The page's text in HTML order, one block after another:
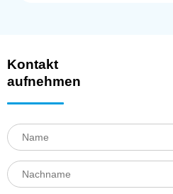
Kontakt
aufnehmen